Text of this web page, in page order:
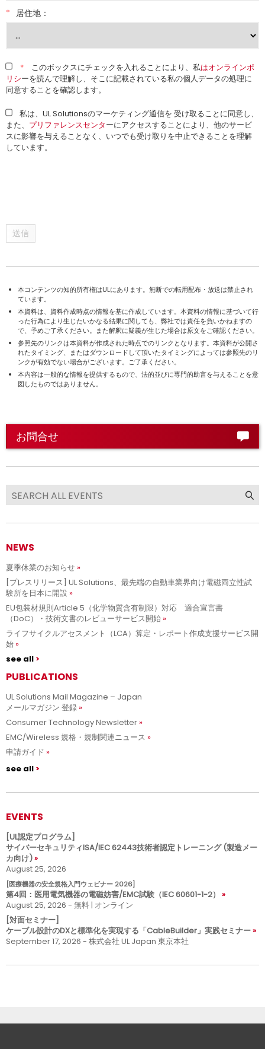
* 居住地：
* このボックスにチェックを入れることにより、私はオンラインポ
リシーを読んで理解し、そこに記載されている私の個人データの処理に
同意することを確認します。
私は、UL Solutionsのマーケティング通信を 受け取ることに同意し、
また、 プリファレンスセンターにアクセスすることにより、他のサービ
スに影響を与えることなく、いつでも受け取りを中止できることを理解
しています。
送信
本コンテンツの知的所有権はULにあります。無断での転用配布・放送は禁止され
ています。
本資料は、資料作成時点の情報を基に作成しています。本資料の情報に基づいて行
った行為により生じたいかなる結果に関しても、弊社では責任を負いかねますの
で、予めご了承ください。また解釈に疑義が生じた場合は原文をご確認ください。
参照先のリンクは本資料が作成された時点でのリンクとなります。本資料が公開さ
れたタイミング、またはダウンロードして頂いたタイミングによっては参照先のリ
ンクが有効でない場合がございます。ご了承ください。
本内容は一般的な情報を提供するもので、法的並びに専門的助言を与えることを意
図したものではありません。
お問合せ
NEWS
夏季休業のお知らせ
[プレスリリース] UL Solutions、最先端の自動車業界向け電磁両立性試
験所を日本に開設
EU包装材規則Article 5（化学物質含有制限）対応 適合宣言書
（DoC）・技術文書のレビューサービス開始
ライフサイクルアセスメント（LCA）算定・レポート作成支援サービス開
始
see all
PUBLICATIONS
UL Solutions Mail Magazine – Japan
メールマガジン 登録
Consumer Technology Newsletter
EMC/Wireless 規格・規制関連ニュース
申請ガイド
see all
EVENTS
[UL認定プログラム]
サイバーセキュリティISA/IEC 62443技術者認定トレーニング (製造メー
カ向け)
August 25, 2026
[医療機器の安全規格入門ウェビナー 2026]
第4回：医用電気機器の電磁妨害/EMC試験（IEC 60601-1-2）
August 25, 2026 - 無料 | オンライン
[対面セミナー]
ケーブル設計のDXと標準化を実現する「CableBuilder」実践セミナー
September 17, 2026 - 株式会社 UL Japan 東京本社